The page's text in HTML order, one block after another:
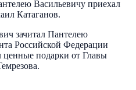
Васильевичу приехал
Катаганов.
зачитал Пантелею
Российской Федерации
подарки от Главы